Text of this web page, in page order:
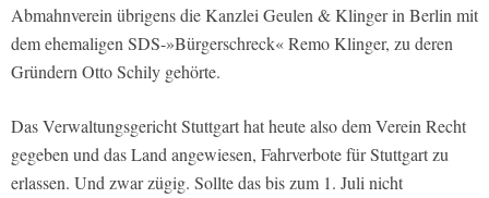
Abmahnverein übrigens die Kanzlei Geulen & Klinger in Berlin mit
dem ehemaligen SDS-»Bürgerschreck« Remo Klinger, zu deren
Gründern Otto Schily gehörte.
Das Verwaltungsgericht Stuttgart hat heute also dem Verein Recht
gegeben und das Land angewiesen, Fahrverbote für Stuttgart zu
erlassen. Und zwar zügig. Sollte das bis zum 1. Juli nicht